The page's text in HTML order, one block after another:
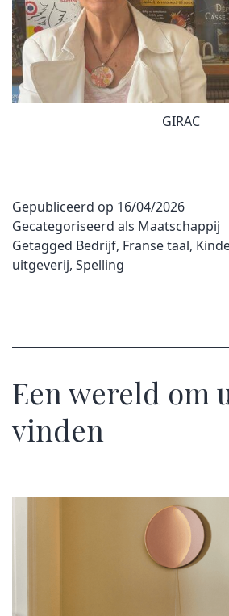
GIRAC
Gepubliceerd op 16/04/2026
Gecategoriseerd als Maatschappij
Getagged Bedrijf, Franse taal,
uitgeverij, Spelling
Een wereld om
vinden